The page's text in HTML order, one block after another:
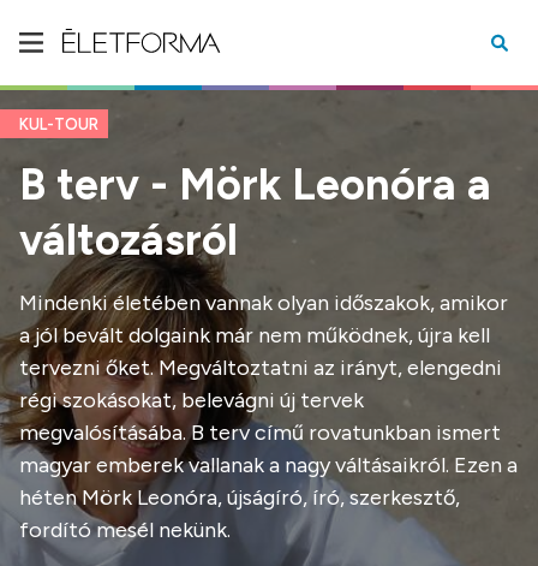
KUL-TOUR
B terv - Mörk Leonóra a
változásról
Mindenki életében vannak olyan időszakok, amikor
a jól bevált dolgaink már nem működnek, újra kell
tervezni őket. Megváltoztatni az irányt, elengedni
régi szokásokat, belevágni új tervek
megvalósításába. B terv című rovatunkban ismert
magyar emberek vallanak a nagy váltásaikról. Ezen a
héten Mörk Leonóra, újságíró, író, szerkesztő,
fordító mesél nekünk.